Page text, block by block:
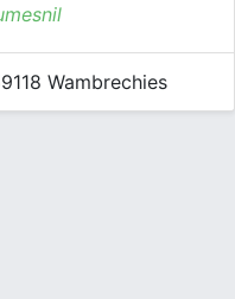
Wambrechies